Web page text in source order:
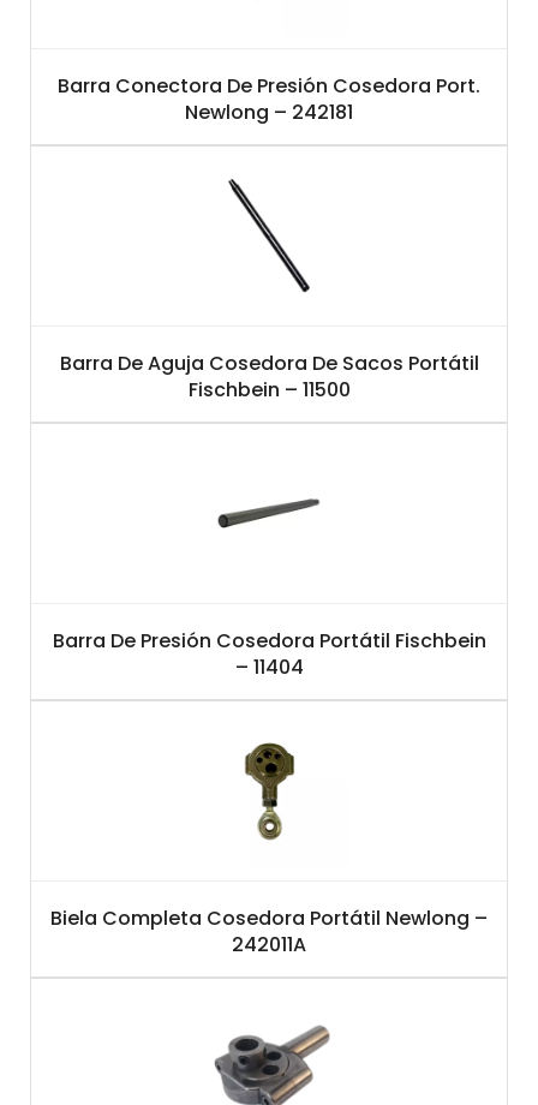
Barra Conectora De Presión Cosedora Port.
Newlong – 242181
Barra De Aguja Cosedora De Sacos Portátil
Fischbein – 11500
Barra De Presión Cosedora Portátil Fischbein
– 11404
Biela Completa Cosedora Portátil Newlong –
242011A